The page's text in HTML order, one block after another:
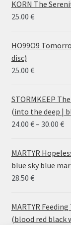
KORN The
25.00 €
HO99O9
disc)
25.00 €
STORMKEEP
(into the deep |
24.00 €– 30.00 €
MARTYR
blue sky blue
28.50 €
MARTYR
(blood red black